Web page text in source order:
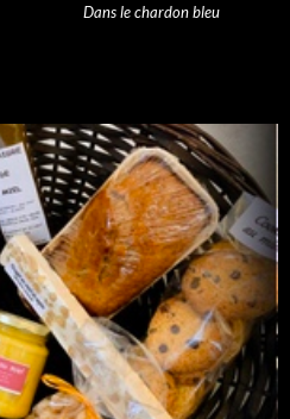
Dans le chardon bleu